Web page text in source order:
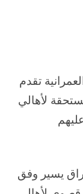
تقدم
لأهالي
يسير وفق